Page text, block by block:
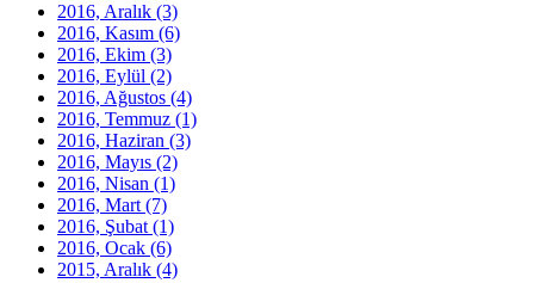
2016, Aralık (3)
2016, Kasım (6)
2016, Ekim (3)
2016, Eylül (2)
2016, Ağustos (4)
2016, Temmuz (1)
2016, Haziran (3)
2016, Mayıs (2)
2016, Nisan (1)
2016, Mart (7)
2016, Şubat (1)
2016, Ocak (6)
2015, Aralık (4)